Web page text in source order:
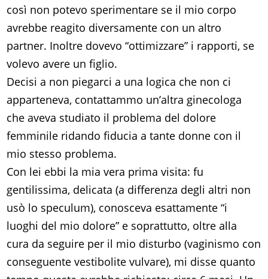
così non potevo sperimentare se il mio corpo
avrebbe reagito diversamente con un altro
partner. Inoltre dovevo “ottimizzare” i rapporti, se
volevo avere un figlio.
Decisi a non piegarci a una logica che non ci
apparteneva, contattammo un’altra ginecologa
che aveva studiato il problema del dolore
femminile ridando fiducia a tante donne con il
mio stesso problema.
Con lei ebbi la mia vera prima visita: fu
gentilissima, delicata (a differenza degli altri non
usò lo speculum), conosceva esattamente “i
luoghi del mio dolore” e soprattutto, oltre alla
cura da seguire per il mio disturbo (vaginismo con
conseguente vestibolite vulvare), mi disse quanto